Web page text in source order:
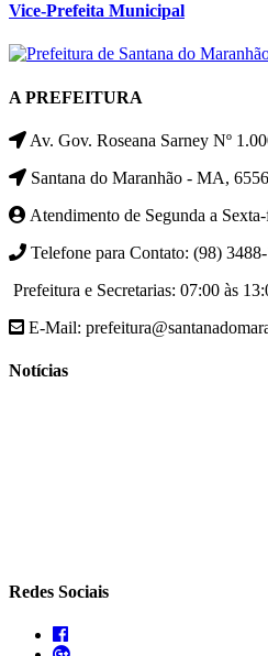
Vice-Prefeita Municipal
A PREFEITURA
Av. Gov. Roseana Sarney Nº
Santana do Maranhão - MA,
Atendimento de Segunda a
Telefone para Contato: (98)
Prefeitura e Secretarias: 07:00 às
E-Mail:
Notícias
Redes Sociais